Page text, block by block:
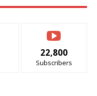
22,800
Subscribers